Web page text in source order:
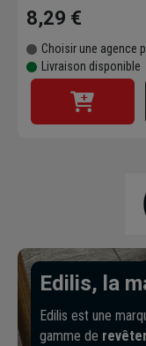
8,29 €
Choisir une agence
Livraison disponible
Edilis, la
Edilis est une
gamme de